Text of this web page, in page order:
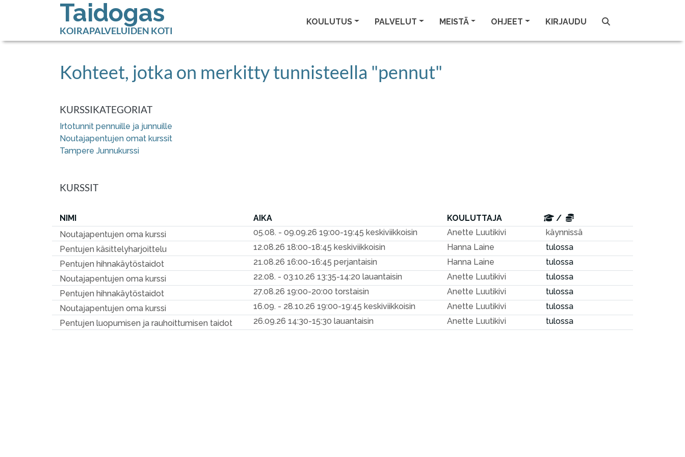
Taidogas
KOIRAPALVELUIDEN KOTI
KOULUTUS PALVELUT MEISTÄ OHJEET KIRJAUDU
Kohteet, jotka on merkitty tunnisteella "pennut"
KURSSIKATEGORIAT
Irtotunnit pennuille ja junnuille
Noutajapentujen omat kurssit
Tampere Junnukurssi
KURSSIT
NIMI AIKA KOULUTTAJA
/
Noutajapentujen oma kurssi
05.08. - 09.09.26 19:00-19:45 keskiviikkoisin Anette Luutikivi
käynnissä
Pentujen käsittelyharjoittelu
12.08.26 18:00-18:45 keskiviikkoisin Hanna Laine
tulossa
Pentujen hihnakäytöstaidot
21.08.26 16:00-16:45 perjantaisin Hanna Laine
tulossa
Noutajapentujen oma kurssi
22.08. - 03.10.26 13:35-14:20 lauantaisin Anette Luutikivi
tulossa
Pentujen hihnakäytöstaidot
27.08.26 19:00-20:00 torstaisin Anette Luutikivi
tulossa
Noutajapentujen oma kurssi
16.09. - 28.10.26 19:00-19:45 keskiviikkoisin Anette Luutikivi
tulossa
Pentujen luopumisen ja rauhoittumisen taidot
26.09.26 14:30-15:30 lauantaisin Anette Luutikivi tulossa